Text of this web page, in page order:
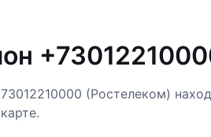
(Ростелеком)